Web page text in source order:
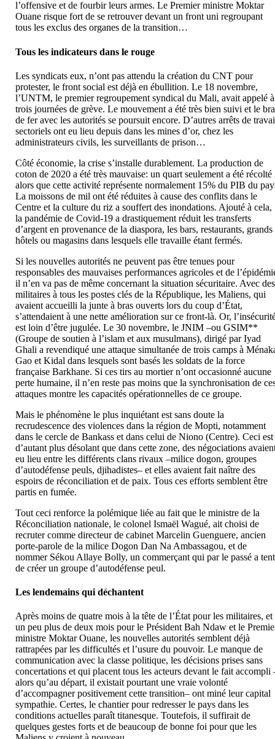
l’offensive et de fourbir leurs armes. Le Premier ministre Moktar
Ouane risque fort de se retrouver devant un front uni regroupant
tous les exclus des organes de la transition…
Tous les indicateurs dans le rouge
Les syndicats eux, n’ont pas attendu la création du CNT pour
protester, le front social est déjà en ébullition. Le 18 novembre,
l’UNTM, le premier regroupement syndical du Mali, avait appelé à
trois journées de grève. Le mouvement a été très bien suivi et le
de fer avec les autorités se poursuit encore. D’autres arrêts de
sectoriels ont eu lieu depuis dans les mines d’or, chez les
administrateurs civils, les surveillants de prison…
Côté économie, la crise s’installe durablement. La production de
coton de 2020 a été très mauvaise: un quart seulement a été récolté
alors que cette activité représente normalement 15% du PIB du
La moissons de mil ont été réduites à cause des conflits dans le
Centre et la culture du riz a souffert des inondations. Ajouté à cela,
la pandémie de Covid-19 a drastiquement réduit les transferts
d’argent en provenance de la diaspora, les bars, restaurants, grands
hôtels ou magasins dans lesquels elle travaille étant fermés.
Si les nouvelles autorités ne peuvent pas être tenues pour
responsables des mauvaises performances agricoles et de
il n’en va pas de même concernant la situation sécuritaire. Avec des
militaires à tous les postes clés de la République, les Maliens, qui
avaient accueilli la junte à bras ouverts lors du coup d’État,
s’attendaient à une nette amélioration sur ce front-là. Or,
est loin d’être jugulée. Le 30 novembre, le JNIM –ou GSIM**
(Groupe de soutien à l’islam et aux musulmans), dirigé par Iyad
Ghali a revendiqué une attaque simultanée de trois camps à
Gao et Kidal dans lesquels sont basés les soldats de la force
française Barkhane. Si ces tirs au mortier n’ont occasionné aucune
perte humaine, il n’en reste pas moins que la synchronisation de
attaques montre les capacités opérationnelles de ce groupe.
Mais le phénomène le plus inquiétant est sans doute la
recrudescence des violences dans la région de Mopti, notamment
dans le cercle de Bankass et dans celui de Niono (Centre). Ceci est
d’autant plus désolant que dans cette zone, des négociations
eu lieu entre les différents clans rivaux –milice dogon, groupes
d’autodéfense peuls, djihadistes– et elles avaient fait naître des
espoirs de réconciliation et de paix. Tous ces efforts semblent être
partis en fumée.
Tout ceci renforce la polémique liée au fait que le ministre de la
Réconciliation nationale, le colonel Ismaël Wagué, ait choisi de
recruter comme directeur de cabinet Marcelin Guenguere, ancien
porte-parole de la milice Dogon Dan Na Ambassagou, et de
nommer Sékou Allaye Bolly, un commerçant qui par le passé a
de créer un groupe d’autodéfense peul.
Les lendemains qui déchantent
Après moins de quatre mois à la tête de l’État pour les militaires, et
un peu plus de deux mois pour le Président Bah Ndaw et le
ministre Moktar Ouane, les nouvelles autorités semblent déjà
rattrapées par les difficultés et l’usure du pouvoir. Le manque de
communication avec la classe politique, les décisions prises sans
concertations et qui placent tous les acteurs devant le fait accompli
alors qu’au départ, il existait pourtant une vraie volonté
d’accompagner positivement cette transition– ont miné leur capital
sympathie. Certes, le chantier pour redresser le pays dans les
conditions actuelles paraît titanesque. Toutefois, il suffirait de
quelques gestes forts et de beaucoup de bonne foi pour que les